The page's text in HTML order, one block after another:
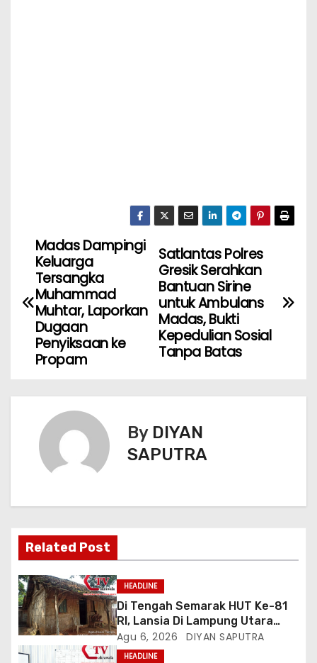
Satlantas Polres
Gresik Serahkan
Bantuan Sirine
untuk Ambulans
Madas, Bukti
Kepedulian Sosial
Tanpa Batas
Madas Dampingi
Keluarga
Tersangka
Muhammad
Muhtar, Laporkan
Dugaan
Penyiksaan ke
Propam
By DIYAN
SAPUTRA
Related Post
HEADLINE
Di Tengah Semarak HUT Ke-81
RI, Lansia Di Lampung Utara
Hidup Memprihatinkan
Agu 6, 2026 DIYAN SAPUTRA
HEADLINE